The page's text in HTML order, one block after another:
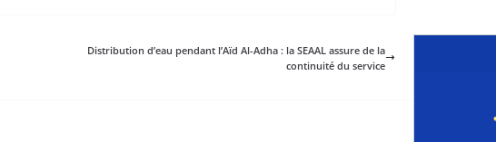
Distribution d’eau pendant l’Aïd Al-Adha : la SEAAL assure de la
continuité du service